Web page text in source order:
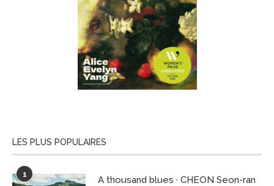
LES PLUS POPULAIRES
1 A thousand blues · CHEON Seon-ran